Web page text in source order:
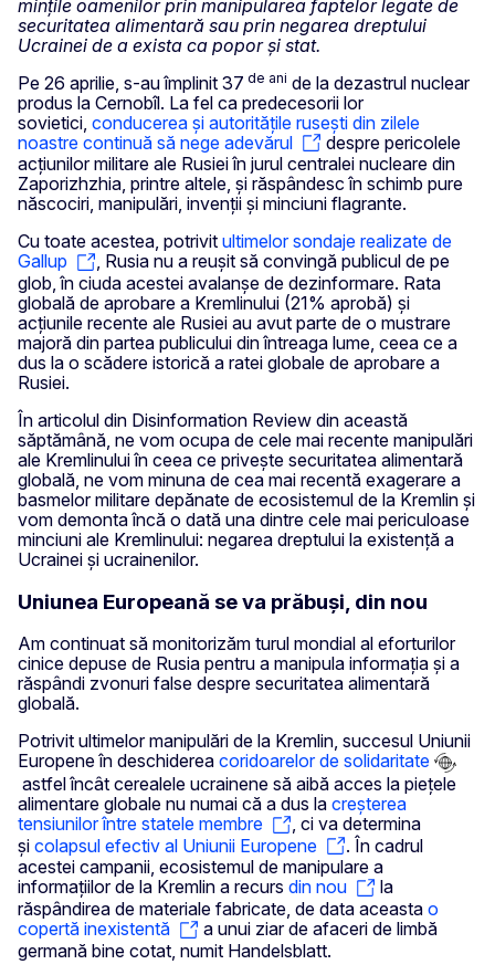
mințile oamenilor prin manipularea faptelor legate de
securitatea alimentară sau prin negarea dreptului
Ucrainei de a exista ca popor și stat.
Pe 26 aprilie, s-au împlinit 37 de ani de la dezastrul nuclear
produs la Cernobîl. La fel ca predecesorii lor
sovietici, conducerea și autoritățile rusești din zilele
noastre continuă să nege adevărul
despre pericolele
acțiunilor militare ale Rusiei în jurul centralei nucleare din
Zaporizhzhia, printre altele, și răspândesc în schimb pure
născociri, manipulări, invenții și minciuni flagrante.
Cu toate acestea, potrivit ultimelor sondaje realizate de
Gallup
, Rusia nu a reușit să convingă publicul de pe
glob, în ciuda acestei avalanșe de dezinformare. Rata
globală de aprobare a Kremlinului (21% aprobă) și
acțiunile recente ale Rusiei au avut parte de o mustrare
majoră din partea publicului din întreaga lume, ceea ce a
dus la o scădere istorică a ratei globale de aprobare a
Rusiei.
În articolul din Disinformation Review din această
săptămână, ne vom ocupa de cele mai recente manipulări
ale Kremlinului în ceea ce privește securitatea alimentară
globală, ne vom minuna de cea mai recentă exagerare a
basmelor militare depănate de ecosistemul de la Kremlin și
vom demonta încă o dată una dintre cele mai periculoase
minciuni ale Kremlinului: negarea dreptului la existență a
Ucrainei și ucrainenilor.
Uniunea Europeană se va prăbuși, din nou
Am continuat să monitorizăm turul mondial al eforturilor
cinice depuse de Rusia pentru a manipula informația și a
răspândi zvonuri false despre securitatea alimentară
globală.
Potrivit ultimelor manipulări de la Kremlin, succesul Uniunii
Europene în deschiderea coridoarelor de solidaritate
astfel încât cerealele ucrainene să aibă acces la piețele
alimentare globale nu numai că a dus la creșterea
tensiunilor între statele membre
, ci va determina
și colapsul efectiv al Uniunii Europene
. În cadrul
acestei campanii, ecosistemul de manipulare a
informațiilor de la Kremlin a recurs din nou
la
răspândirea de materiale fabricate, de data aceasta o
copertă inexistentă
a unui ziar de afaceri de limbă
germană bine cotat, numit Handelsblatt.